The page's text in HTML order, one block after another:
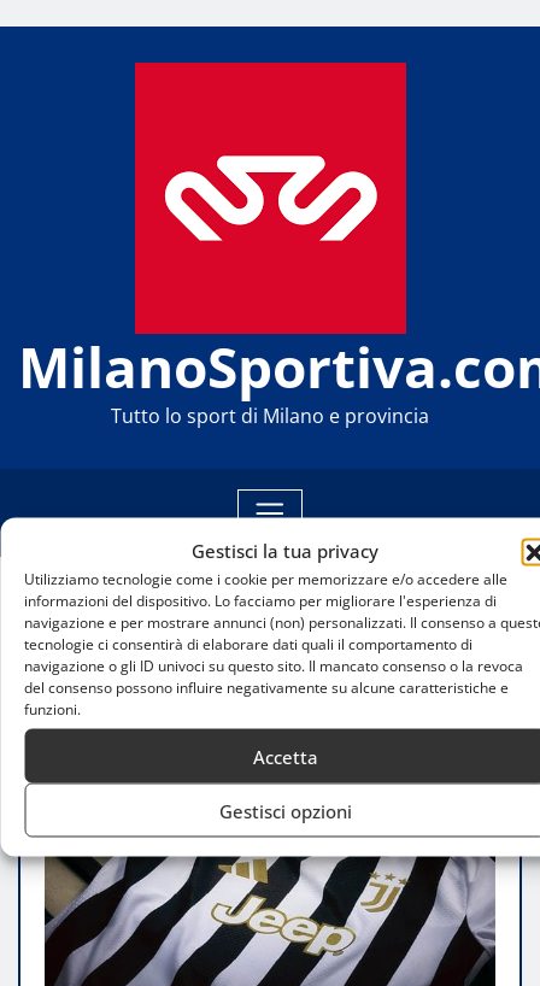
Gestisci la tua privacy
Utilizziamo tecnologie come i cookie per memorizzare e/o accedere alle
informazioni del dispositivo. Lo facciamo per migliorare l'esperienza di
navigazione e per mostrare annunci (non) personalizzati. Il consenso a
tecnologie ci consentirà di elaborare dati quali il comportamento di
navigazione o gli ID univoci su questo sito. Il mancato consenso o la revoca
del consenso possono influire negativamente su alcune caratteristiche e
funzioni.
Accetta
Gestisci opzioni
Tutto lo sport di Milano e provincia
Home
Juventus e Adidas presentano la nuova maglia
home 2026/27